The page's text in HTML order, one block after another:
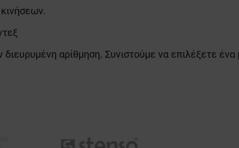
αρίθμηση. Συνιστούμε να επιλέξετε ένα